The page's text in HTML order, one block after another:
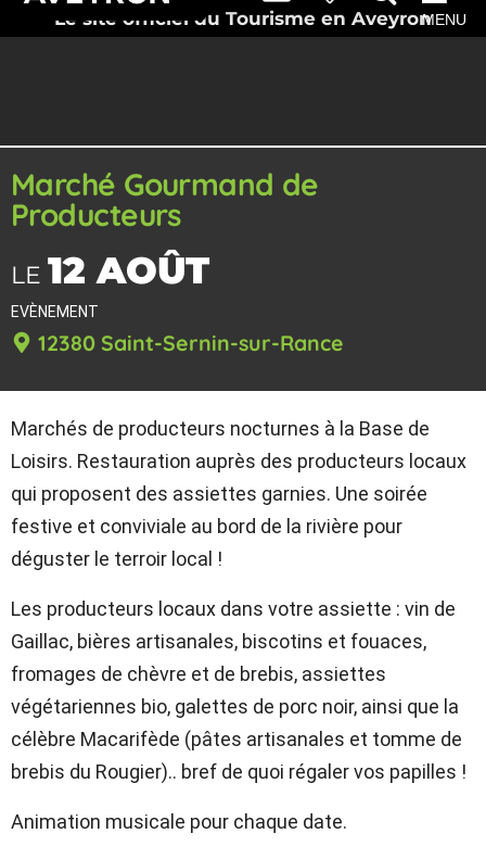
Le site officiel du Tourisme en AveyronMENU
Marché Gourmand de
Producteurs
LE 12 AOÛT
EVÈNEMENT
12380 Saint-Sernin-sur-Rance
Marchés de producteurs nocturnes à la Base de
Loisirs. Restauration auprès des producteurs locaux
qui proposent des assiettes garnies. Une soirée
festive et conviviale au bord de la rivière pour
déguster le terroir local !
Les producteurs locaux dans votre assiette : vin de
Gaillac, bières artisanales, biscotins et fouaces,
fromages de chèvre et de brebis, assiettes
végétariennes bio, galettes de porc noir, ainsi que la
célèbre Macarifède (pâtes artisanales et tomme de
brebis du Rougier).. bref de quoi régaler vos papilles !
Animation musicale pour chaque date.